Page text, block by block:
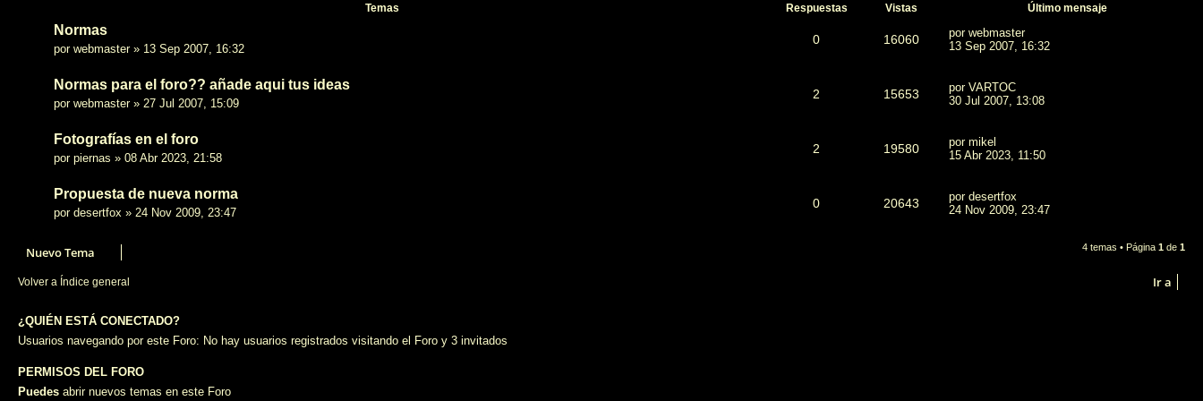
Temas Respuestas Vistas Último mensaje
Normas
por webmaster» 13 Sep 2007, 16:32
0 16060 por webmaster
13 Sep 2007, 16:32
Normas para el foro?? añade aqui tus ideas
por webmaster» 27 Jul 2007, 15:09
2 15653 por VARTOC
30 Jul 2007, 13:08
Fotografías en el foro
por piernas » 08 Abr 2023, 21:58
2 19580 por mikel
15 Abr 2023, 11:50
Propuesta de nueva norma
por desertfox » 24 Nov 2009, 23:47
0 20643 por desertfox
24 Nov 2009, 23:47
Nuevo Tema 4 temas • Página 1 de 1
Volver a Índice general Ir a
¿QUIÉN ESTÁ CONECTADO?
Usuarios navegando por este Foro: No hay usuarios registrados visitando el Foro y 3 invitados
PERMISOS DEL FORO
Puedes abrir nuevos temas en este Foro